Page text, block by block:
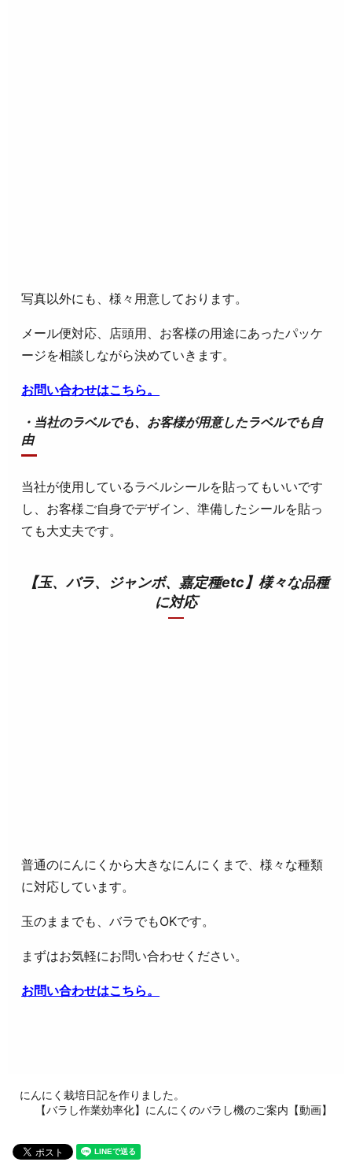
写真以外にも、様々用意しております。
メール便対応、店頭用、お客様の用途にあったパッケ
ージを相談しながら決めていきます。
お問い合わせはこちら。
・当社のラベルでも、お客様が用意したラベルでも自
由
当社が使用しているラベルシールを貼ってもいいです
し、お客様ご自身でデザイン、準備したシールを貼っ
ても大丈夫です。
【玉、バラ、ジャンボ、嘉定種etc】様々な品種
に対応
普通のにんにくから大きなにんにくまで、様々な種類
に対応しています。
玉のままでも、バラでもOKです。
まずはお気軽にお問い合わせください。
お問い合わせはこちら。
にんにく栽培日記を作りました。
【バラし作業効率化】にんにくのバラし機のご案内【動画】